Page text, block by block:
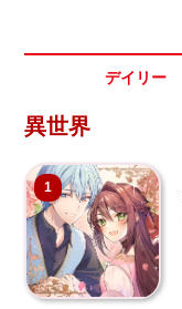
デイリー
異世界
1